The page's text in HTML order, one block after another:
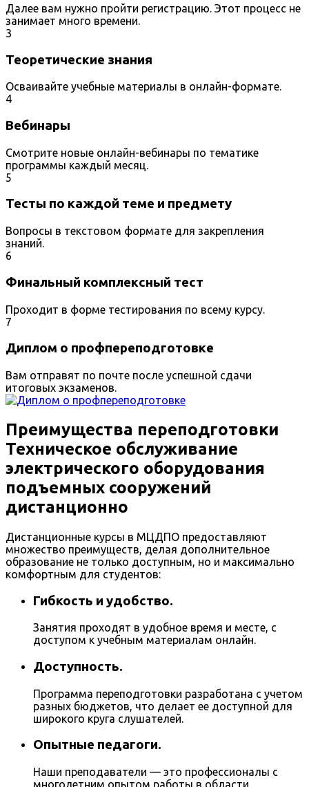
Далее вам нужно пройти регистрацию. Этот процесс не
занимает много времени.
3
Теоретические знания
Осваивайте учебные материалы в онлайн-формате.
4
Вебинары
Смотрите новые онлайн-вебинары по тематике
программы каждый месяц.
5
Тесты по каждой теме и предмету
Вопросы в текстовом формате для закрепления
знаний.
6
Финальный комплексный тест
Проходит в форме тестирования по всему курсу.
7
Диплом о профпереподготовке
Вам отправят по почте после успешной сдачи
итоговых экзаменов.
Преимущества переподготовки
Техническое обслуживание
электрического оборудования
подъемных сооружений
дистанционно
Дистанционные курсы в МЦДПО предоставляют
множество преимуществ, делая дополнительное
образование не только доступным, но и максимально
комфортным для студентов:
Гибкость и удобство.
Занятия проходят в удобное время и месте, с
доступом к учебным материалам онлайн.
Доступность.
Программа переподготовки разработана с учетом
разных бюджетов, что делает ее доступной для
широкого круга слушателей.
Опытные педагоги.
Наши преподаватели — это профессионалы с
многолетним опытом работы в области